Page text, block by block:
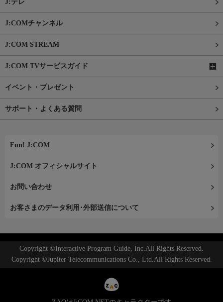
J:テレ
J:COMチャンネル
J:COM STREAM
J:COM TVサービスガイド
イベント・プレゼント
サポート・よくある質問
Fun! J:COM
J:COM オフィシャルサイト
お問い合わせ
お客さまのデータ利用･外部送信について
Copyright ©Interactive Program Guide, Inc.All Rights Reserved.
Copyright ©Jupiter Telecommunications Co., Ltd.All Rights Reserved.